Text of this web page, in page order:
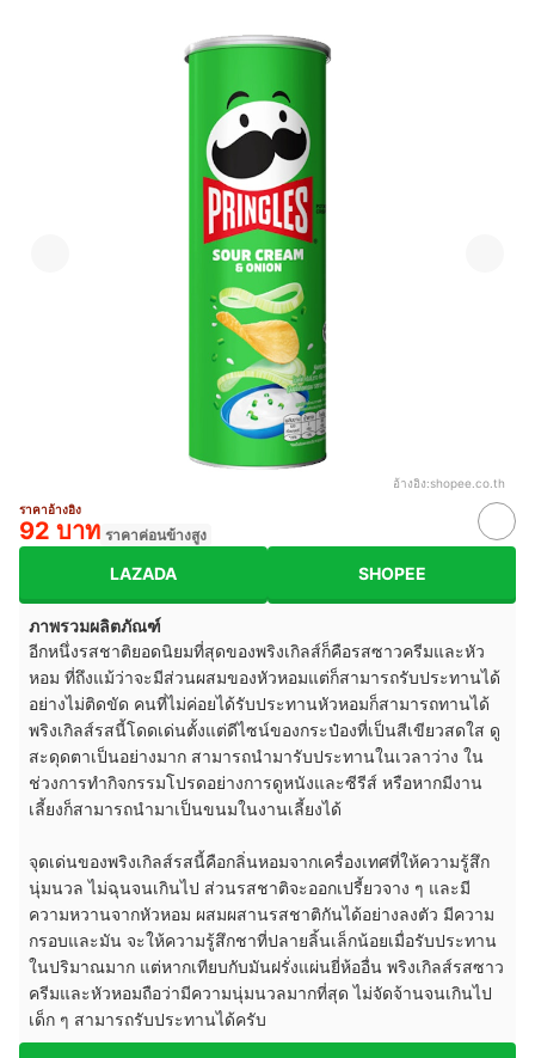
อ้างอิง:shopee.co.th
ราคาอ้างอิง
92 บาท ราคาค่อนข้างสูง
LAZADA SHOPEE
ภาพรวมผลิตภัณฑ์
อีกหนึ่งรสชาติยอดนิยมที่สุดของพริงเกิลส์ก็คือรสซาวครีมและหัว
หอม ที่ถึงแม้ว่าจะมีส่วนผสมของหัวหอมแต่ก็สามารถรับประทานได้
อย่างไม่ติดขัด คนที่ไม่ค่อยได้รับประทานหัวหอมก็สามารถทานได้
พริงเกิลส์รสนี้โดดเด่นตั้งแต่ดีไซน์ของกระป๋องที่เป็นสีเขียวสดใส ดู
สะดุดตาเป็นอย่างมาก สามารถนำมารับประทานในเวลาว่าง ใน
ช่วงการทำกิจกรรมโปรดอย่างการดูหนังและซีรีส์ หรือหากมีงาน
เลี้ยงก็สามารถนำมาเป็นขนมในงานเลี้ยงได้
จุดเด่นของพริงเกิลส์รสนี้คือกลิ่นหอมจากเครื่องเทศที่ให้ความรู้สึก
นุ่มนวล ไม่ฉุนจนเกินไป ส่วนรสชาติจะออกเปรี้ยวจาง ๆ และมี
ความหวานจากหัวหอม ผสมผสานรสชาติกันได้อย่างลงตัว มีความ
กรอบและมัน จะให้ความรู้สึกชาที่ปลายลิ้นเล็กน้อยเมื่อรับประทาน
ในปริมาณมาก แต่หากเทียบกับมันฝรั่งแผ่นยี่ห้ออื่น พริงเกิลส์รสซาว
ครีมและหัวหอมถือว่ามีความนุ่มนวลมากที่สุด ไม่จัดจ้านจนเกินไป
เด็ก ๆ สามารถรับประทานได้ครับ